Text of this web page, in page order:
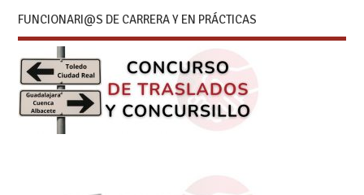
FUNCIONARI@S DE CARRERA Y EN PRÁCTICAS